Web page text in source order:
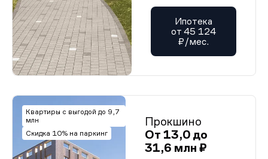
Ипотека
от 45 124
₽/мес.
Квартиры с выгодой до 9,7
млн
Скидка 10% на паркинг
Прокшино
От 13,0 до
31,6 млн ₽